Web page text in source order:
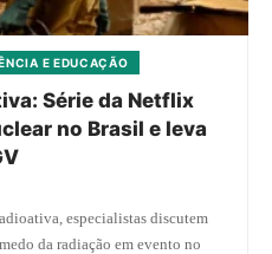
E EDUCAÇÃO
Série da Netflix
no Brasil e leva
especialistas discutem
da radiação em evento no